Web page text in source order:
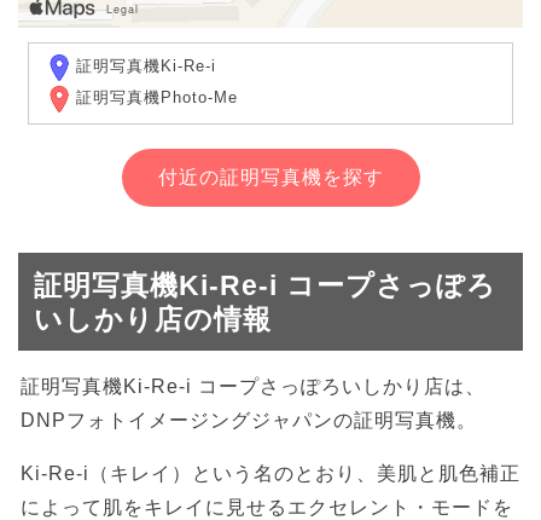
証明写真機Ki-Re-i
証明写真機Photo-Me
付近の証明写真機を探す
証明写真機Ki-Re-i コープさっぽろ
いしかり店の情報
証明写真機Ki-Re-i コープさっぽろいしかり店は、
DNPフォトイメージングジャパンの証明写真機。
Ki-Re-i（キレイ）という名のとおり、美肌と肌色補正
によって肌をキレイに見せるエクセレント・モードを